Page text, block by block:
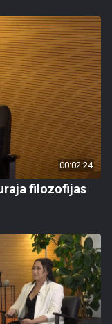
00:02:24
filozofijas